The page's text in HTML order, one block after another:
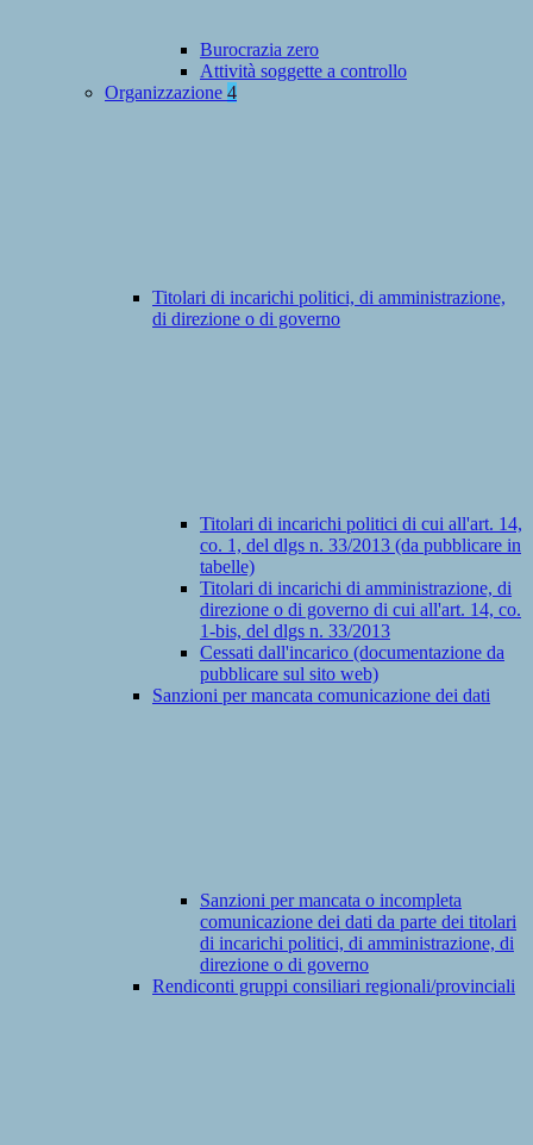
Burocrazia zero
Attività soggette a controllo
Organizzazione 4
Titolari di incarichi politici, di amministrazione,
di direzione o di governo
Titolari di incarichi politici di cui all'art. 14,
co. 1, del dlgs n. 33/2013 (da pubblicare in
tabelle)
Titolari di incarichi di amministrazione, di
direzione o di governo di cui all'art. 14, co.
1-bis, del dlgs n. 33/2013
Cessati dall'incarico (documentazione da
pubblicare sul sito web)
Sanzioni per mancata comunicazione dei dati
Sanzioni per mancata o incompleta
comunicazione dei dati da parte dei titolari
di incarichi politici, di amministrazione, di
direzione o di governo
Rendiconti gruppi consiliari regionali/provinciali